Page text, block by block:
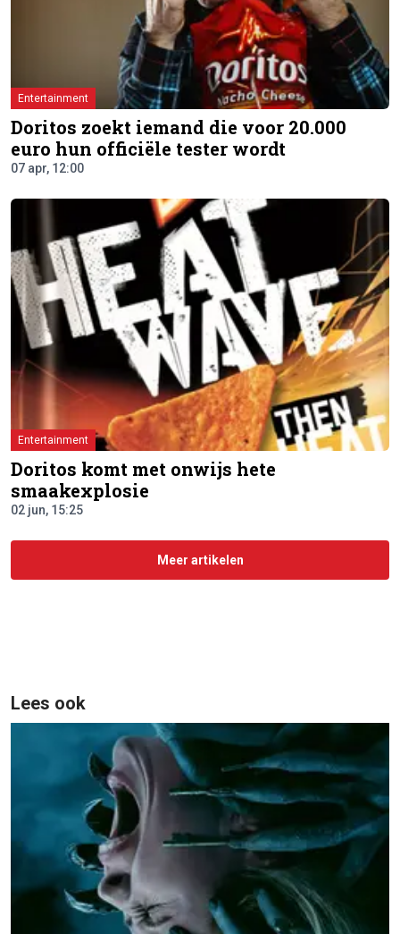
Entertainment
Doritos zoekt iemand die voor 20.000
euro hun officiële tester wordt
07 apr, 12:00
Entertainment
Doritos komt met onwijs hete
smaakexplosie
02 jun, 15:25
Meer artikelen
Lees ook